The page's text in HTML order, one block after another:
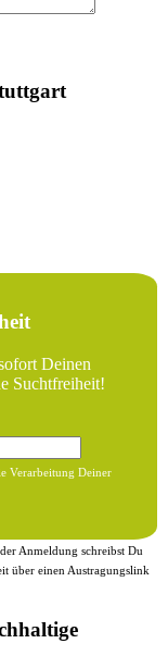
Deinen
Suchtfreiheit!
Verarbeitung Deiner
Anmeldung schreibst Du
über einen Austragungslink